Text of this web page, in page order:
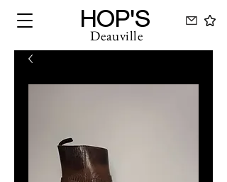
HOP'S
Deauville